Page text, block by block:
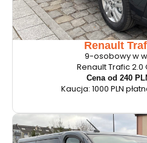
Renault
9-osobowy w
Renault Trafic 2.0
Cena od 240
Kaucja: 1000 PLN